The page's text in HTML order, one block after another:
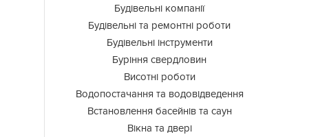
Будівельні компанії
Будівельні та ремонтні роботи
Будівельні інструменти
Буріння свердловин
Висотні роботи
Водопостачання та водовідведення
Встановлення басейнів та саун
Вікна та двері